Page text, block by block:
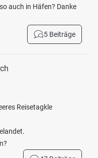
auch in Häfen? Danke
5 Beiträge
Reisetagkle